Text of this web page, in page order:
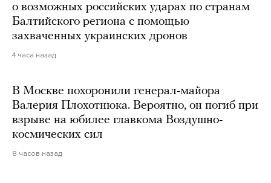
о возможных российских ударах по странам
Балтийского региона с помощью
захваченных украинских дронов
4 часа назад
В Москве похоронили генерал-майора
Валерия Плохотнюка. Вероятно, он погиб при
взрыве на юбилее главкома Воздушно-
космических сил
8 часов назад